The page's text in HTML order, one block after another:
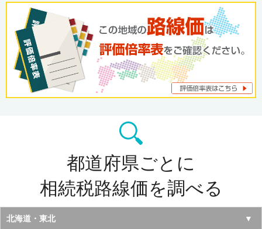
都道府県ごとに
相続税路線価を調べる
北海道・東北